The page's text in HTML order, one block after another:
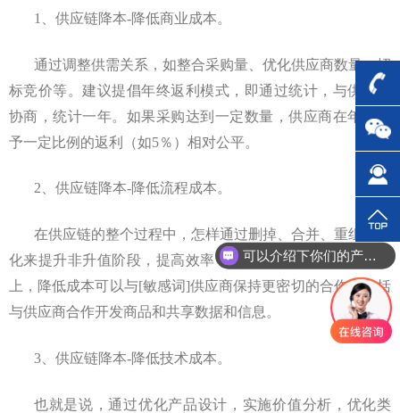
1、供应链降本-降低商业成本。
通过调整供需关系，如整合采购量、优化供应商数量、招
标竞价等。建议提倡年终返利模式，即通过统计，与供应商
协商，统计一年。如果采购达到一定数量，供应商在年终给
予一定比例的返利（如5％）相对公平。
2、供应链降本-降低流程成本。
在供应链的整个过程中，怎样通过删掉、合并、重组和简
化来提升非升值阶段，提高效率，降低劳动力成本。在成本
上，降低成本可以与[敏感词]供应商保持更密切的合作，包括
与供应商合作开发商品和共享数据和信息。
3、供应链降本-降低技术成本。
也就是说，通过优化产品设计，实施价值分析，优化类
可以介绍下你们的产品么？